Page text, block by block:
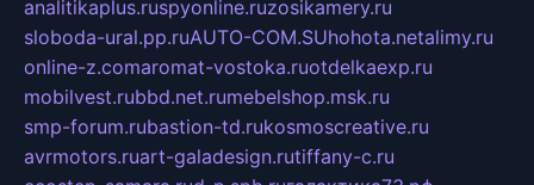
analitikaplus.ruspyonline.ruzosikamery.ru
sloboda-ural.pp.ruAUTO-COM.SUhohota.netalimy.ru
online-z.comaromat-vostoka.ruotdelkaexp.ru
mobilvest.rubbd.net.rumebelshop.msk.ru
smp-forum.rubastion-td.rukosmoscreative.ru
avrmotors.ruart-galadesign.rutiffany-c.ru